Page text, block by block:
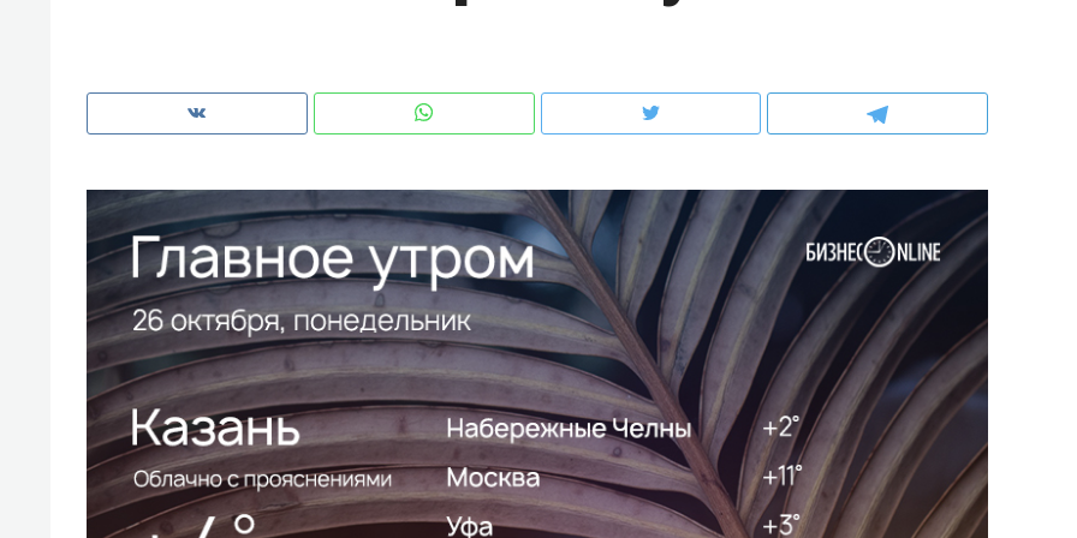
Рекомендуем
Как ГК «МИР ГРУПП» и ВТБ
создают оазис жилого
комфорта под Казанью
Рекомендуем
150 камер до квартиры и Face
ID вместо ключа: какой будет
безопасность в ЖК «Нова»
Рекомендуем
Опыт выживания в
природе, работа
с ментальным и